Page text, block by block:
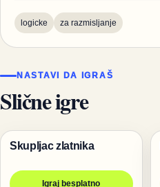
logicke za razmisljanje
NASTAVI DA IGRAŠ
Slične igre
Igre
Skupljac zlatnika
Igraj besplatno